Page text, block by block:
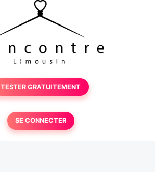
TESTER GRATUITEMENT
SE CONNECTER